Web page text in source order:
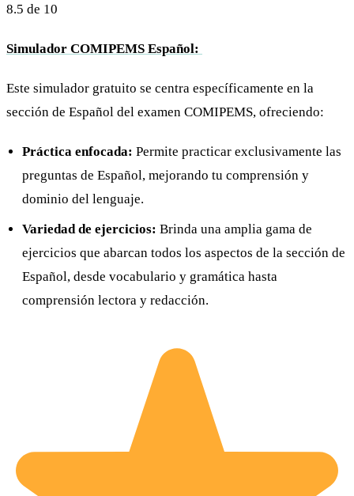
8.5 de 10
Simulador COMIPEMS Español:
Este simulador gratuito se centra específicamente en la
sección de Español del examen COMIPEMS, ofreciendo:
Práctica enfocada: Permite practicar exclusivamente las
preguntas de Español, mejorando tu comprensión y
dominio del lenguaje.
Variedad de ejercicios: Brinda una amplia gama de
ejercicios que abarcan todos los aspectos de la sección de
Español, desde vocabulario y gramática hasta
comprensión lectora y redacción.